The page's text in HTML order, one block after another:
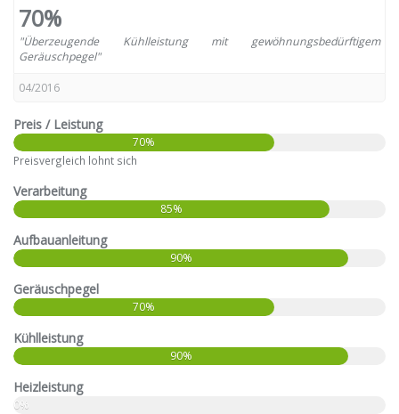
70%
"Überzeugende Kühlleistung mit gewöhnungsbedürftigem
Geräuschpegel"
04/2016
Preis / Leistung
70%
Preisvergleich lohnt sich
Verarbeitung
85%
Aufbauanleitung
90%
Geräuschpegel
70%
Kühlleistung
90%
Heizleistung
0%